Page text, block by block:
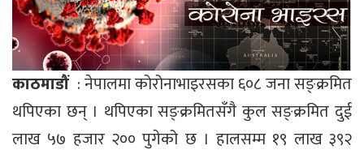
काठमाडौं: नेपालमा कोरोनाभाइरसका ६०८ जना सङ्क्रमित
थपिएका छन् । थपिएका सङ्क्रमितसँगै कुल सङ्क्रमित दुई
लाख ५७ हजार २०० पुगेको छ । हालसम्म १९ लाख ३९२